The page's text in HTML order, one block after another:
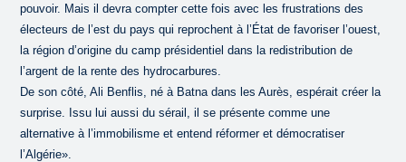
pouvoir. Mais il devra compter cette fois avec les frustrations des
électeurs de l’est du pays qui reprochent à l’État de favoriser l’ouest,
la région d’origine du camp présidentiel dans la redistribution de
l’argent de la rente des hydrocarbures.
De son côté, Ali Benflis, né à Batna dans les Aurès, espérait créer la
surprise. Issu lui aussi du sérail, il se présente comme une
alternative à l’immobilisme et entend réformer et démocratiser
l’Algérie».